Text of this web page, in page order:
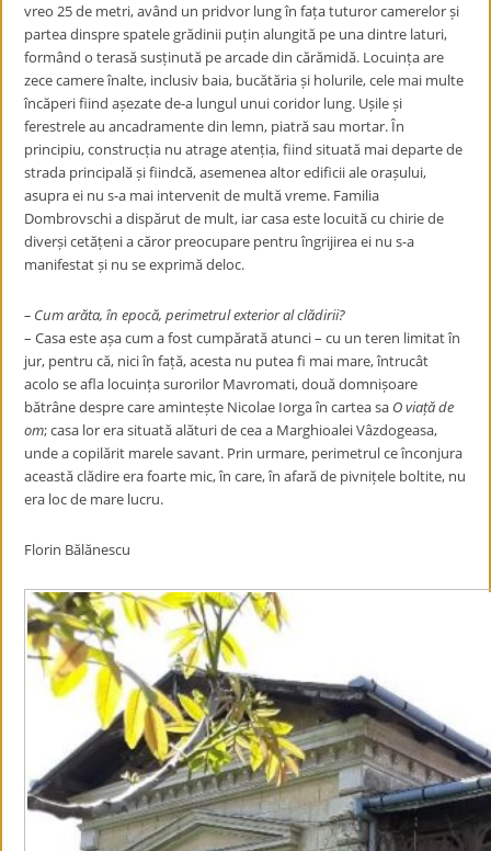
vreo 25 de metri, având un pridvor lung în fața tuturor camerelor și
partea dinspre spatele grădinii puțin alungită pe una dintre laturi,
formând o terasă susținută pe arcade din cărămidă. Locuința are
zece camere înalte, inclusiv baia, bucătăria și holurile, cele mai multe
încăperi fiind așezate de-a lungul unui coridor lung. Ușile și
ferestrele au ancadramente din lemn, piatră sau mortar. În
principiu, construcția nu atrage atenția, fiind situată mai departe de
strada principală și fiindcă, asemenea altor edificii ale orașului,
asupra ei nu s-a mai intervenit de multă vreme. Familia
Dombrovschi a dispărut de mult, iar casa este locuită cu chirie de
diverși cetățeni a căror preocupare pentru îngrijirea ei nu s-a
manifestat și nu se exprimă deloc.
– Cum arăta, în epocă, perimetrul exterior al clădirii?
– Casa este așa cum a fost cumpărată atunci – cu un teren limitat în
jur, pentru că, nici în față, acesta nu putea fi mai mare, întrucât
acolo se afla locuința surorilor Mavromati, două domnișoare
bătrâne despre care amintește Nicolae Iorga în cartea sa O viață de
om; casa lor era situată alături de cea a Marghioalei Vâzdogeasa,
unde a copilărit marele savant. Prin urmare, perimetrul ce înconjura
această clădire era foarte mic, în care, în afară de pivnițele boltite, nu
era loc de mare lucru.
Florin Bălănescu